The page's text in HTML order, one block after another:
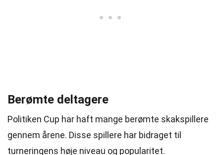
Berømte deltagere
Politiken Cup har haft mange berømte skakspillere
gennem årene. Disse spillere har bidraget til
turneringens høje niveau og popularitet.